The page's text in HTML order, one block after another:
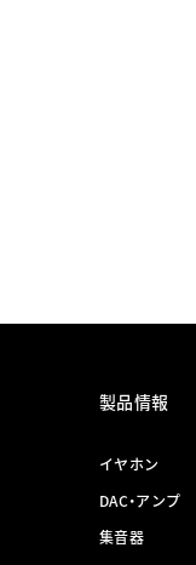
製品情報
イヤホン
DAC・アンプ
集音器